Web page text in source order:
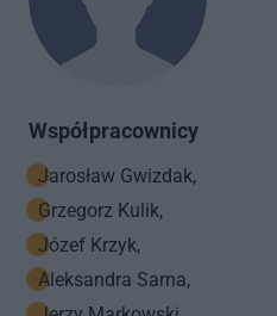
Współpracownicy
Jarosław Gwizdak,
Grzegorz Kulik,
Józef Krzyk,
Aleksandra Sarna,